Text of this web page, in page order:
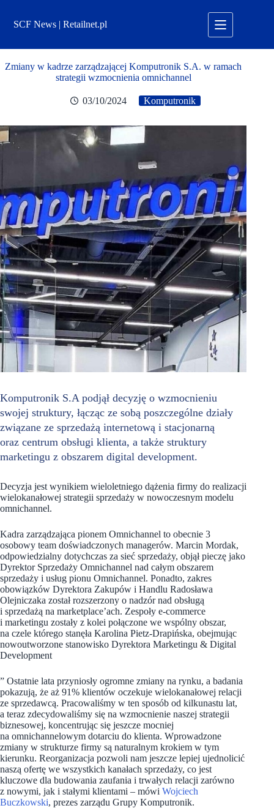
treściSCF News | Retailnet.pl
Zmiany w kadrze zarządzającej Komputronik S.A. w ramach
strategii wzmocnienia omnichannel
03/10/2024 Komputronik
Komputronik S.A podjął decyzję o wzmocnieniu
swojej struktury, łącząc ze sobą poszczególne działy
związane ze sprzedażą internetową i stacjonarną
oraz centrum obsługi klienta, a także struktury
marketingu z obszarem digital development.
Decyzja jest wynikiem wieloletniego dążenia firmy do realizacji
wielokanałowej strategii sprzedaży w nowoczesnym modelu
omnichannel.
Kadra zarządzająca pionem Omnichannel to obecnie 3
osobowy team doświadczonych managerów. Marcin Mordak,
odpowiedzialny dotychczas za sieć sprzedaży, objął pieczę jako
Dyrektor Sprzedaży Omnichannel nad całym obszarem
sprzedaży i usług pionu Omnichannel. Ponadto, zakres
obowiązków Dyrektora Zakupów i Handlu Radosława
Olejniczaka został rozszerzony o nadzór nad obsługą
i sprzedażą na marketplace’ach. Zespoły e-commerce
i marketingu zostały z kolei połączone we wspólny obszar,
na czele którego stanęła Karolina Pietz-Drapińska, obejmując
nowoutworzone stanowisko Dyrektora Marketingu & Digital
Development
” Ostatnie lata przyniosły ogromne zmiany na rynku, a badania
pokazują, że aż 91% klientów oczekuje wielokanałowej relacji
ze sprzedawcą. Pracowaliśmy w ten sposób od kilkunastu lat,
a teraz zdecydowaliśmy się na wzmocnienie naszej strategii
biznesowej, koncentrując się jeszcze mocniej
na omnichannelowym dotarciu do klienta. Wprowadzone
zmiany w strukturze firmy są naturalnym krokiem w tym
kierunku. Reorganizacja pozwoli nam jeszcze lepiej ujednolicić
naszą ofertę we wszystkich kanałach sprzedaży, co jest
kluczowe dla budowania zaufania i trwałych relacji zarówno
z nowymi, jak i stałymi klientami – mówi Wojciech
Buczkowski, prezes zarządu Grupy Komputronik.